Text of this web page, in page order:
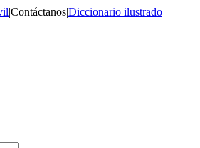
|Contáctanos|Diccionario ilustrado